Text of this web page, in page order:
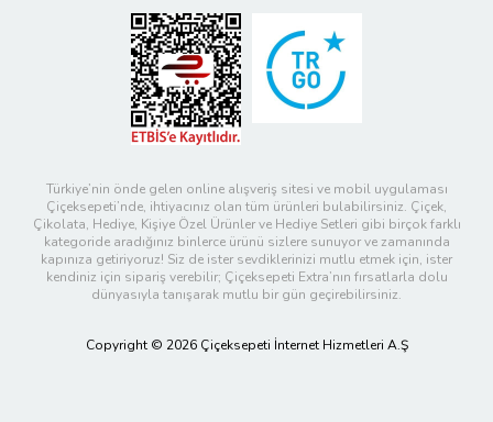
Türkiye’nin önde gelen online alışveriş sitesi ve mobil uygulaması
Çiçeksepeti’nde, ihtiyacınız olan tüm ürünleri bulabilirsiniz. Çiçek,
Çikolata, Hediye, Kişiye Özel Ürünler ve Hediye Setleri gibi birçok farklı
kategoride aradığınız binlerce ürünü sizlere sunuyor ve zamanında
kapınıza getiriyoruz! Siz de ister sevdiklerinizi mutlu etmek için, ister
kendiniz için sipariş verebilir; Çiçeksepeti Extra’nın fırsatlarla dolu
dünyasıyla tanışarak mutlu bir gün geçirebilirsiniz.
Copyright © 2026 Çiçeksepeti İnternet Hizmetleri A.Ş